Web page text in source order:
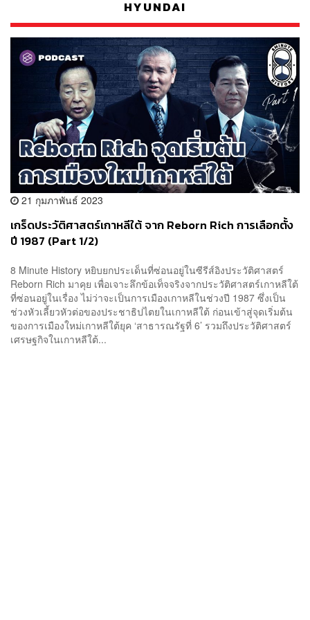
HYUNDAI
21 กุมภาพันธ์ 2023
เกร็ดประวัติศาสตร์เกาหลีใต้ จาก Reborn Rich การเลือกตั้ง
ปี 1987 (Part 1/2)
8 Minute History หยิบยกประเด็นที่ซ่อนอยู่ในซีรีส์อิงประวัติศาสตร์
Reborn Rich มาคุย เพื่อเจาะลึกข้อเท็จจริงจากประวัติศาสตร์เกาหลีใต้
ที่ซ่อนอยู่ในเรื่อง ไม่ว่าจะเป็นการเมืองเกาหลีในช่วงปี 1987 ซึ่งเป็น
ช่วงหัวเลี้ยวหัวต่อของประชาธิปไตยในเกาหลีใต้ ก่อนเข้าสู่จุดเริ่มต้น
ของการเมืองใหม่เกาหลีใต้ยุค ‘สาธารณรัฐที่ 6’ รวมถึงประวัติศาสตร์
เศรษฐกิจในเกาหลีใต้...